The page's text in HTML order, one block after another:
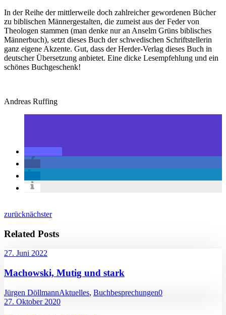
In der Reihe der mittlerweile doch zahlreicher gewordenen Bücher
zu biblischen Männergestalten, die zumeist aus der Feder von
Theologen stammen (man denke nur an Anselm Grüns biblisches
Männerbuch), setzt dieses Buch der schwedischen Schriftstellerin
ganz eigene Akzente. Gut, dass der Herder-Verlag dieses Buch in
deutscher Übersetzung anbietet. Eine dicke Lesempfehlung und ein
schönes Buchgeschenk!
Andreas Ruffing
zurücknächster
Related Posts
27. Juni 2022
Machowski, Mutig und stark
Jürgen DöllmannAktuelles, Buchbesprechungen0
27. Oktober 2020